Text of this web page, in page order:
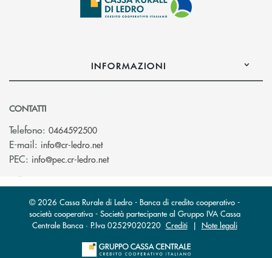
INFORMAZIONI
CONTATTI
Telefono: 0464592500
E-mail: info@cr-ledro.net(si apre l’app di posta elettronica)
PEC: info@pec.cr-ledro.net(si apre l’app di posta elettronica)
© 2026 Cassa Rurale di Ledro - Banca di credito cooperativo -
società cooperativa - Società partecipante al Gruppo IVA Cassa
Centrale Banca · P.Iva 02529020220 Crediti| Note legali